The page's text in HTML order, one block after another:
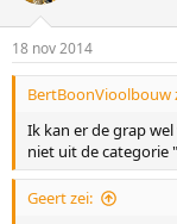
18 nov 2014
BertBoonVioolbouw
Ik kan er de grap
niet uit de categorie
Geert zei: